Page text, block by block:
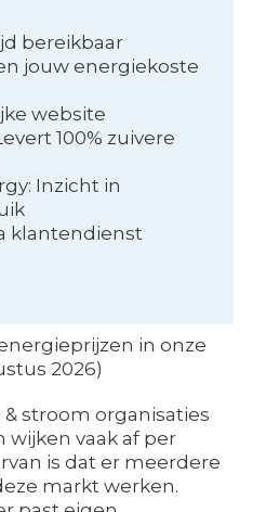
bereikbaar
jouw energiekoste
website
100% zuivere
Inzicht in
klantendienst
in onze
2026)
stroom organisaties
vaak af per
is dat er meerdere
markt werken.